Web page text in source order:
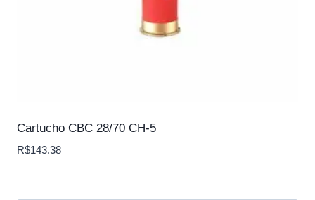
Cartucho CBC 28/70 CH-5
R$143.38